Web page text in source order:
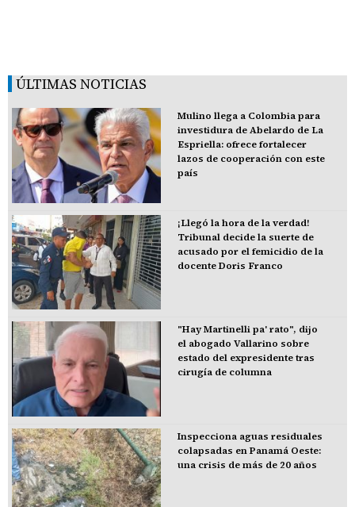
ÚLTIMAS NOTICIAS
Mulino llega a Colombia para
investidura de Abelardo de La
Espriella: ofrece fortalecer
lazos de cooperación con este
país
¡Llegó la hora de la verdad!
Tribunal decide la suerte de
acusado por el femicidio de la
docente Doris Franco
"Hay Martinelli pa' rato", dijo
el abogado Vallarino sobre
estado del expresidente tras
cirugía de columna
Inspecciona aguas residuales
colapsadas en Panamá Oeste:
una crisis de más de 20 años